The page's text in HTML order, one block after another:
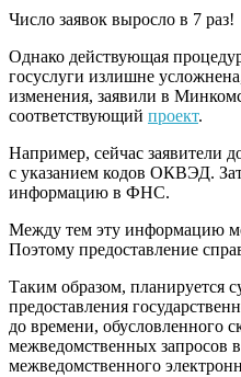
Число заявок выросло в 7 раз!
Однако действующая
госуслуги излишне
изменения, заявили в
соответствующий проект.
Например, сейчас заявители
с указанием кодов ОКВЭД.
информацию в ФНС.
Между тем эту информацию
Поэтому предоставление
Таким образом, планируется
предоставления
до времени, обусловленного
межведомственных запросов
межведомственного